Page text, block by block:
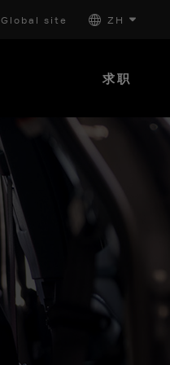
Global site ZH
求职